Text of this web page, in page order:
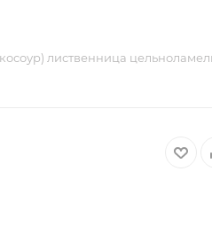
лиственница